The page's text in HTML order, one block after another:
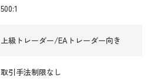
500:1
上級トレーダー/EAトレーダー向き
取引手法制限なし